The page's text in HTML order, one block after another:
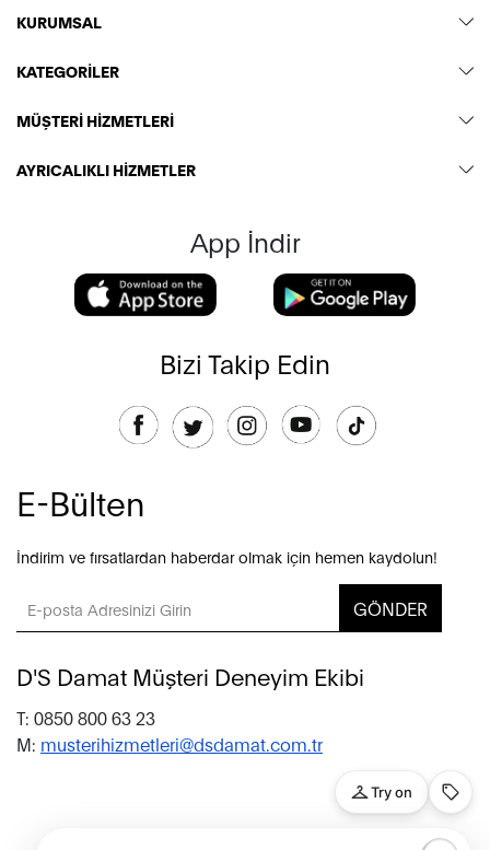
KURUMSAL
KATEGORİLER
MÜŞTERİ HİZMETLERİ
AYRICALIKLI HİZMETLER
App İndir
Bizi Takip Edin
E-Bülten
İndirim ve fırsatlardan haberdar olmak için hemen kaydolun!
GÖNDER
D'S Damat Müşteri Deneyim Ekibi
T: 0850 800 63 23
M: musterihizmetleri@dsdamat.com.tr